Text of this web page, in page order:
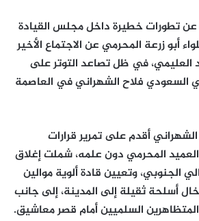
تطورات خطيرة داخل مجلس القيادة
أبو زرعة المحرمي عن الاجتماع الأخير
العليمي، في ظل تصاعد التوتر على
السعودي فلاح الشهراني في العاصمة
أقدم على تمرير قرارات
المحرمي دون علمه، شملت إغلاق
الجنوبي، وتعيين قادة ألوية موالين
أسلحة ثقيلة إلى المدينة، إلى جانب
السلميين أمام قصر معاشيق.